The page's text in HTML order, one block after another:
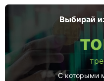
Выбирай
С которыми